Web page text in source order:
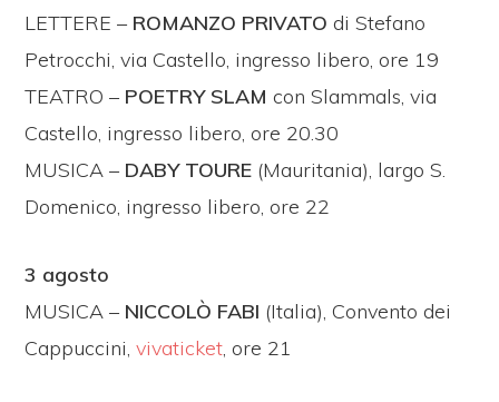
LETTERE – ROMANZO PRIVATO di Stefano
Petrocchi, via Castello, ingresso libero, ore 19
TEATRO – POETRY SLAMcon Slammals, via
Castello, ingresso libero, ore 20.30
MUSICA – DABY TOURE (Mauritania), largo S.
Domenico, ingresso libero, ore 22
3 agosto
MUSICA – NICCOLÒ FABI (Italia), Convento dei
Cappuccini,vivaticket, ore 21